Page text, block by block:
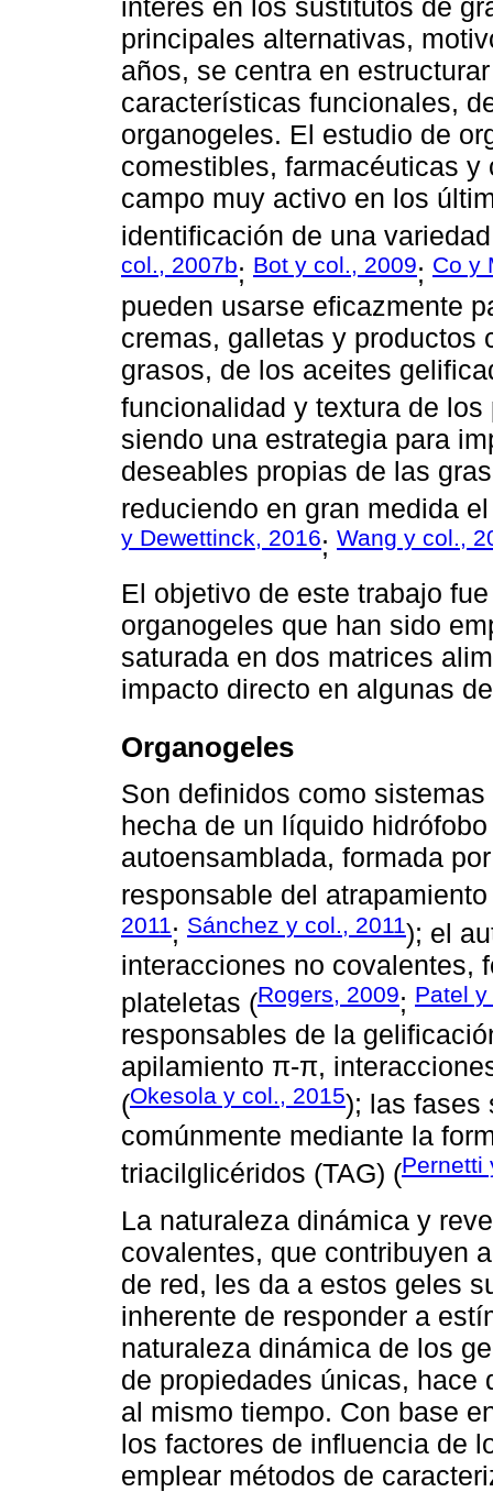
interés en los sustitutos de
principales alternativas,
años, se centra en
características funcionales,
organogeles. El estudio de
comestibles, farmacéuticas
campo muy activo en los
identificación de una
col., 2007b; Bot y col., 2009; Co y
pueden usarse eficazmente
cremas, galletas y productos
grasos, de los aceites
funcionalidad y textura de
siendo una estrategia para
deseables propias de las
reduciendo en gran medida
y Dewettinck, 2016; Wang y col.,
El objetivo de este trabajo
organogeles que han sido
saturada en dos matrices
impacto directo en algunas
Organogeles
Son definidos como
hecha de un líquido
autoensamblada, formada
responsable del
2011 ; Sánchez y col., 2011); el
interacciones no covalentes,
plateletas (Rogers, 2009; Patel
responsables de la
apilamiento π-π,
(Okesola y col., 2015); las fases
comúnmente mediante la
triacilglicéridos (TAG) (Pernetti
La naturaleza dinámica y
covalentes, que contribuyen
de red, les da a estos geles
inherente de responder a
naturaleza dinámica de los
de propiedades únicas, hace
al mismo tiempo. Con base
los factores de influencia de
emplear métodos de